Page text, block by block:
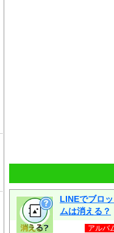
LINEでブロ
ムは消える？
アルバ